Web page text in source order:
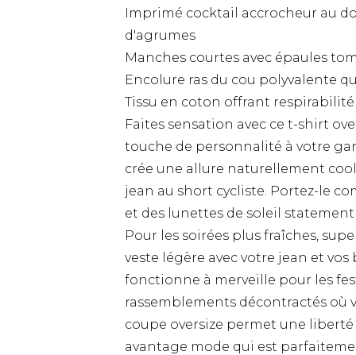
Imprimé cocktail accrocheur au
d'agrumes
Manches courtes avec épaules
Encolure ras du cou polyvalente
Tissu en coton offrant
Faites sensation avec ce t-shirt
touche de personnalité à votre
crée une allure naturellement
jean au short cycliste. Portez-le
et des lunettes de soleil
Pour les soirées plus fraîches,
veste légère avec votre jean et
fonctionne à merveille pour les
rassemblements décontractés où
coupe oversize permet une
avantage mode qui est